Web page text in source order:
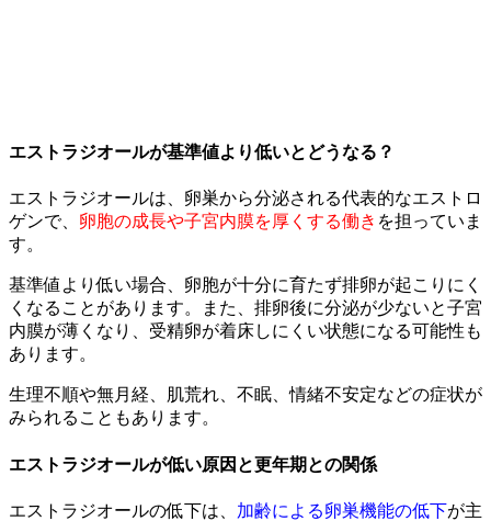
エストラジオールが基準値より低いとどうなる？
エストラジオールは、卵巣から分泌される代表的なエストロ
ゲンで、 卵胞の成長や子宮内膜を厚くする働き を担っていま
す。
基準値より低い場合、卵胞が十分に育たず排卵が起こりにく
くなることがあります。また、排卵後に分泌が少ないと子宮
内膜が薄くなり、受精卵が着床しにくい状態になる可能性も
あります。
生理不順や無月経、肌荒れ、不眠、情緒不安定などの症状が
みられることもあります。
エストラジオールが低い原因と更年期との関係
エストラジオールの低下は、 加齢による卵巣機能の低下が主